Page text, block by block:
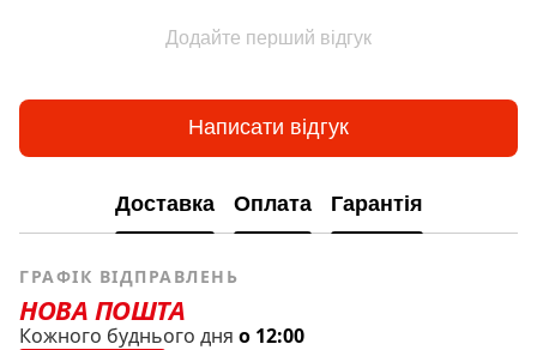
Додайте перший відгук
Написати відгук
Доставка Оплата Гарантія
ГРАФІК ВІДПРАВЛЕНЬ
НОВА ПОШТА
Кожного буднього дня о 12:00